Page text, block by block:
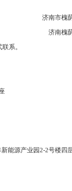
济南市槐
济南槐
系。
能源产业园2-2号楼四